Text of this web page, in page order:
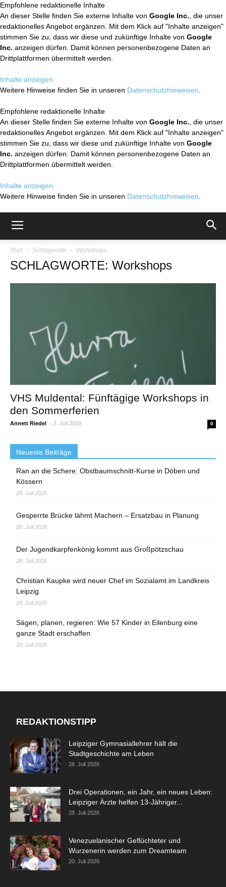
Empfohlene redaktionelle Inhalte
An dieser Stelle finden Sie externe Inhalte von Google Inc. , die unser
redaktionelles Angebot ergänzen. Mit dem Klick auf "Inhalte anzeigen"
stimmen Sie zu, dass wir diese und zukünftige Inhalte von Google
Inc. anzeigen dürfen. Damit können personenbezogene Daten an
Drittplattformen übermittelt werden.
Inhalte anzeigen
Weitere Hinweise finden Sie in unseren Datenschutzhinweisen
Empfohlene redaktionelle Inhalte
An dieser Stelle finden Sie externe Inhalte von Google Inc. , die unser
redaktionelles Angebot ergänzen. Mit dem Klick auf "Inhalte anzeigen"
stimmen Sie zu, dass wir diese und zukünftige Inhalte von Google
Inc. anzeigen dürfen. Damit können personenbezogene Daten an
Drittplattformen übermittelt werden.
Inhalte anzeigen
Weitere Hinweise finden Sie in unseren Datenschutzhinweisen
Start Schlagworte Workshops
SCHLAGWORTE: Workshops
VHS Muldental: Fünftägige Workshops in
den Sommerferien
Annett Riedel - 2. Juli 2019 0
Neueste Beiträge
Ran an die Schere: Obstbaumschnitt-Kurse in Döben und
Kössern
28. Juli 2026
Gesperrte Brücke lähmt Machern – Ersatzbau in Planung
28. Juli 2026
Der Jugendkarpfenkönig kommt aus Großpötzschau
28. Juli 2026
Christian Kaupke wird neuer Chef im Sozialamt im Landkreis
Leipzig
28. Juli 2026
Sägen, planen, regieren: Wie 57 Kinder in Eilenburg eine
ganze Stadt erschaffen
28. Juli 2026
REDAKTIONSTIPP
Leipziger Gymnasiallehrer hält die
Stadtgeschichte am Leben
28. Juli 2026
Drei Operationen, ein Jahr, ein neues Leben:
Leipziger Ärzte helfen 13-Jähriger...
28. Juli 2026
Venezuelanischer Geflüchteter und
Wurzenerin werden zum Dreamteam
20. Juli 2026